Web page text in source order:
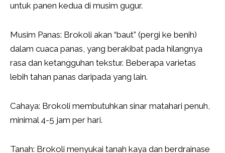
untuk panen kedua di musim gugur.
Musim Panas: Brokoli akan “baut” (pergi ke benih)
dalam cuaca panas, yang berakibat pada hilangnya
rasa dan ketangguhan tekstur. Beberapa varietas
lebih tahan panas daripada yang lain.
Cahaya: Brokoli membutuhkan sinar matahari penuh,
minimal 4-5 jam per hari.
Tanah: Brokoli menyukai tanah kaya dan berdrainase